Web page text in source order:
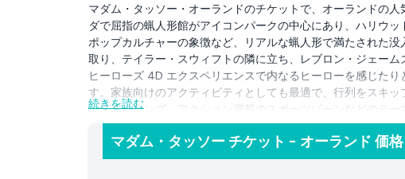
マダム・タッソー・オーランドのチケットで、オーランドの
ダで屈指の蝋人形館がアイコンパークの中心にあり、ハリウ
ポップカルチャーの象徴など、リアルな蝋人形で満たされた
取り、テイラー・スウィフトの隣に立ち、レブロン・ジェー
ヒーローズ 4D エクスペリエンスで内なるヒーローを感じた
す。家族向けのアクティビティとしても最適で、行列をスキ
ックアイコンズ、アクション満載のスポーツゾーンなどのテ
パーヒーローやスター・ウォーズ、スター・トレックの蝋人
もインスタ映えするアトラクションのひとつになるでしょう
ンドやウォルト・ディズニー・ワールドからの休暇の日でも
続きを読む
マダム・タッソー チケット - オーランド 価